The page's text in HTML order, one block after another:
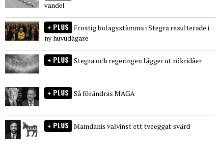
vandel
PLUS Frostig bolagsstämma i Stegra resulterade i
ny huvudägare
PLUS Stegra och regeringen lägger ut rökridåer
PLUS Så förändras MAGA
PLUS Mamdanis valvinst ett tveeggat svärd